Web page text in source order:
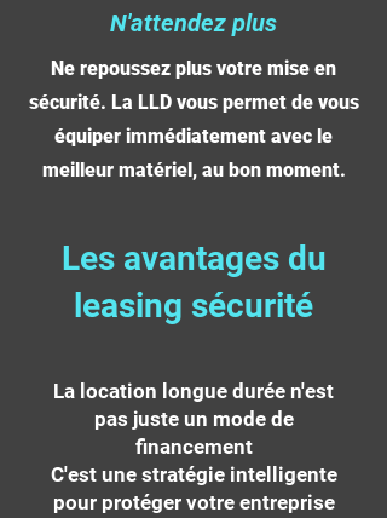
N'attendez plus
Ne repoussez plus votre mise en
sécurité. La LLD vous permet de vous
équiper immédiatement avec le
meilleur matériel, au bon moment.
Les avantages du
leasing sécurité
La location longue durée n'est
pas juste un mode de
financement
C'est une stratégie intelligente
pour protéger votre entreprise